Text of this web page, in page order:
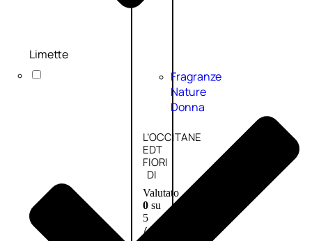
Fragranze
Nature
Donna
L’OCCITANE
EDT
FIORI
DI
Valutato
0su
5
(0)
Limette